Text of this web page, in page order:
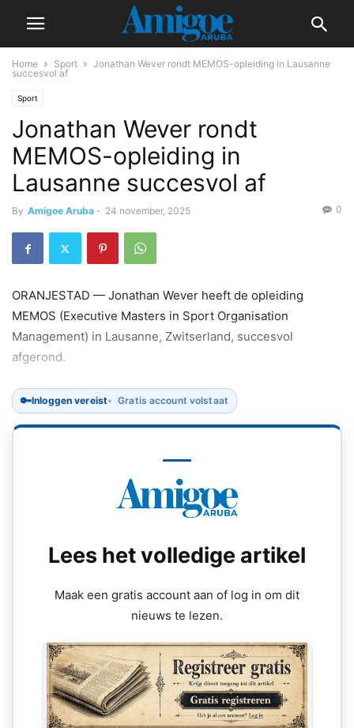
Home Sport
Jonathan Wever rondt MEMOS-opleiding in Lausanne
succesvol af
Sport
Jonathan Wever rondt
MEMOS-opleiding in
Lausanne succesvol af
By Amigoe Aruba - 24 november, 2025 0
ORANJESTAD — Jonathan Wever heeft de opleiding
MEMOS (Executive Masters in Sport Organisation
Management) in Lausanne, Zwitserland, succesvol
afgerond.
🔑Inloggen vereist Gratis account volstaat
Lees het volledige artikel
Maak een gratis account aan of log in om dit
nieuws te lezen.